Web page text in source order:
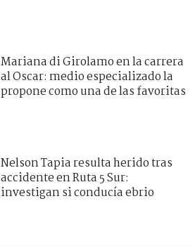
Mariana di Girolamo en la carrera
al Oscar: medio especializado la
propone como una de las favoritas
Nelson Tapia resulta herido tras
accidente en Ruta 5 Sur:
investigan si conducía ebrio